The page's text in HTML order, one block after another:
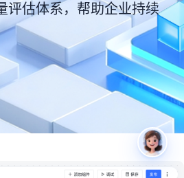
评估体系，帮助企业持续